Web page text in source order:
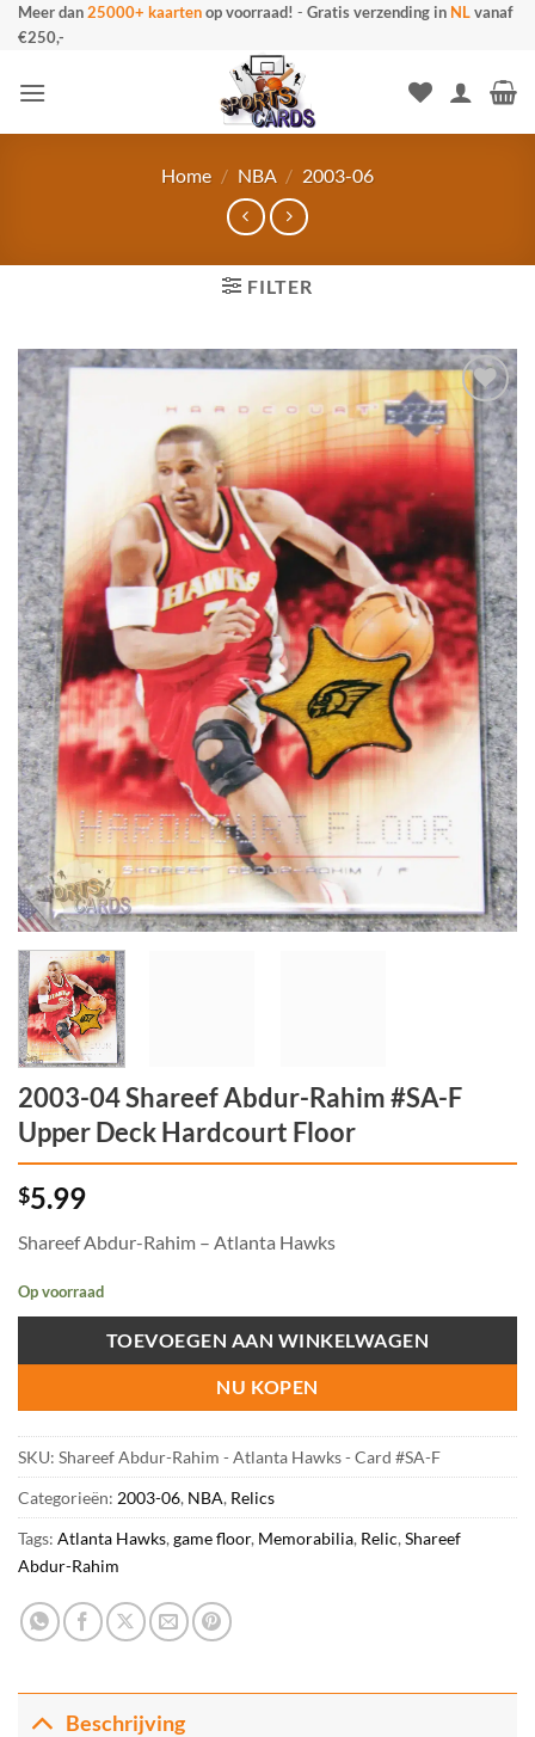
Ga
naar
Meer dan25000+ kaartenop voorraad! - Gratis verzending in NLvanaf
€250,-
Home / NBA / 2003-06
FILTER
2003-04 Shareef Abdur-Rahim #SA-F
Upper Deck Hardcourt Floor
$5.99
Shareef Abdur-Rahim – Atlanta Hawks
Op voorraad
TOEVOEGEN AAN WINKELWAGEN
NU KOPEN
SKU: Shareef Abdur-Rahim - Atlanta Hawks - Card #SA-F
Categorieën: 2003-06, NBA, Relics
Tags: Atlanta Hawks, game floor, Memorabilia, Relic, Shareef
Abdur-Rahim
Beschrijving